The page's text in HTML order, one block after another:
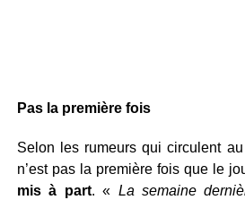
Pas la première fois
Selon les rumeurs qui circulent
n’est pas la première fois que le
mis à part. « La semaine